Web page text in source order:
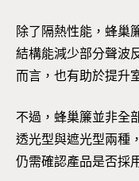
除了隔熱性能，蜂巢
結構能減少部分聲波
而言，也有助於提升
不過，蜂巢簾並非全
透光型與遮光型兩種
仍需確認產品是否採